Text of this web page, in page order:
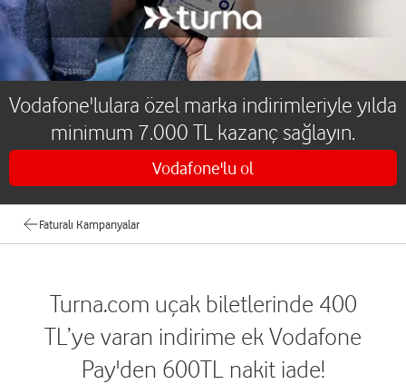
Vodafone'lulara özel marka indirimleriyle yılda
minimum 7.000 TL kazanç sağlayın.
Vodafone'lu ol
Faturalı Kampanyalar
Turna.com uçak biletlerinde 400
TL’ye varan indirime ek Vodafone
Pay'den 600TL nakit iade!